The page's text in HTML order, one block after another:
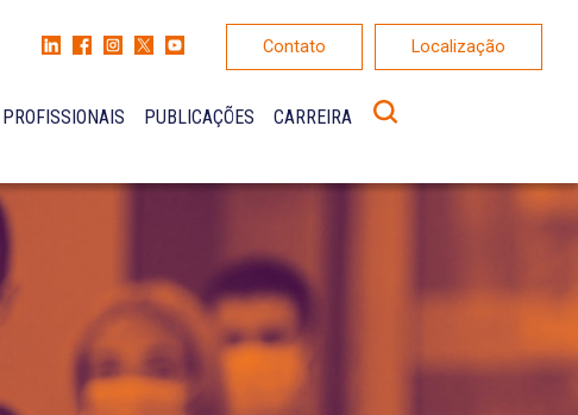
Contato Localização
PROFISSIONAIS PUBLICAÇÕES CARREIRA